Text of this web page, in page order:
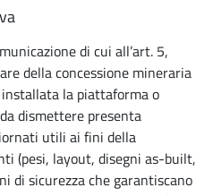
di cui all’art. 5,
della concessione mineraria
installata la piattaforma o
dismettere presenta
utili ai fini della
(pesi, layout, disegni as-built,
di sicurezza che garantiscano